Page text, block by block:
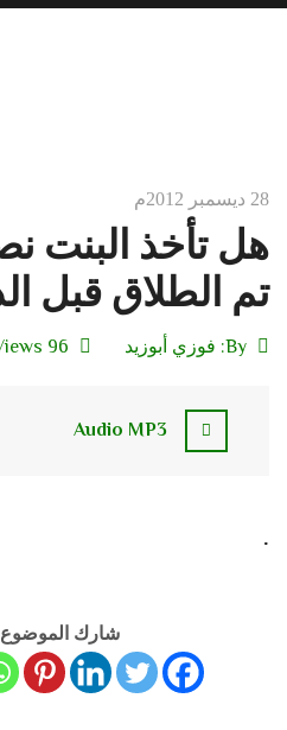
28 ديسمبر 2012م
هل تأخذ البنت
تم الطلاق قبل
By: فوزي أبوزيد 96 Views
Audio MP3
.
شارك